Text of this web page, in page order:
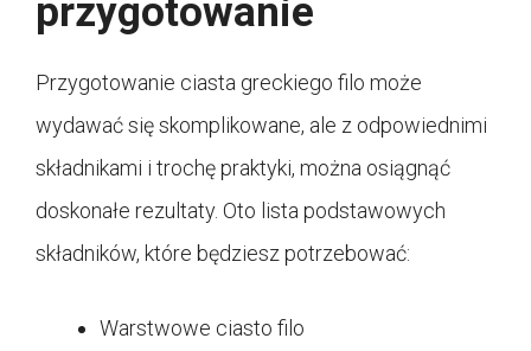
przygotowanie
Przygotowanie ciasta greckiego filo może
wydawać się skomplikowane, ale z odpowiednimi
składnikami i trochę praktyki, można osiągnąć
doskonałe rezultaty. Oto lista podstawowych
składników, które będziesz potrzebować:
Warstwowe ciasto filo